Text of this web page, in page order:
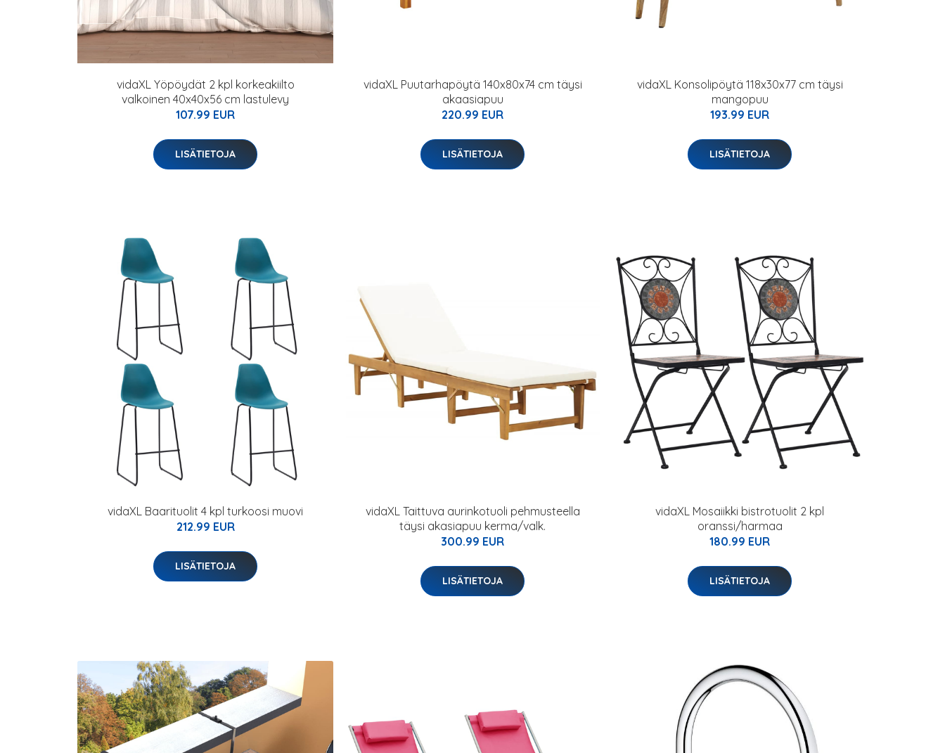
vidaXL Yöpöydät 2 kpl korkeakiilto
valkoinen 40x40x56 cm lastulevy
107.99 EUR
LISÄTIETOJA
vidaXL Puutarhapöytä 140x80x74 cm täysi
akaasiapuu
220.99 EUR
LISÄTIETOJA
vidaXL Konsolipöytä 118x30x77 cm täysi
mangopuu
193.99 EUR
LISÄTIETOJA
vidaXL Baarituolit 4 kpl turkoosi muovi
212.99 EUR
LISÄTIETOJA
vidaXL Taittuva aurinkotuoli pehmusteella
täysi akasiapuu kerma/valk.
300.99 EUR
LISÄTIETOJA
vidaXL Mosaiikki bistrotuolit 2 kpl
oranssi/harmaa
180.99 EUR
LISÄTIETOJA